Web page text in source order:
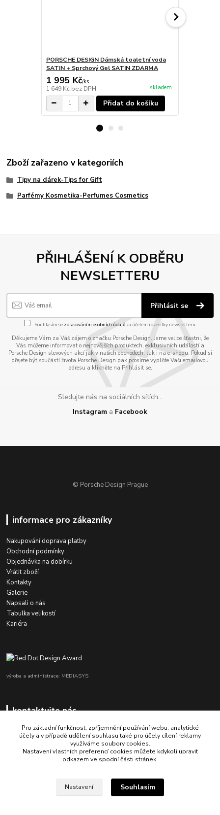
PORSCHE DESIGN Dámská toaletní voda
SATIN + Sprchový Gel SATIN ZDARMA
1 995 Kč/ks
1 649 Kč bez DPH skladem
Přidat do košíku
Zboží zařazeno v kategoriích
Tipy na dárek-Tips for Gift
Parfémy Kosmetika-Perfumes Cosmetics
PŘIHLÁŠENÍ K ODBĚRU
NEWSLETTERU
Přihlásit se
Souhlasím se zpracováním osobních údajůza účelem rozesílky newsletteru.
Děkujeme Vám za Váš zájem o značku Porsche Design. Jsme velice šťastni, že
Vás můžeme informovat o nejnovějších produktech, exklusivních událostí a
Porsche Design slevových akcí jak v našich obchodech, tak i na e-shopu. Pokud si
přejete být součástí života Porsche Design pak prosíme vyplňte Vaši emailovou
adresu a klikněte na Přihlásit se.
Sledujte nás na sociálních sítích...
Instagram a Facebook
© Porsche Design Prague
informace pro zákazníky
Nakupování doprava platby
Obchodní podmínky
Objednávka na dobírku
Vrátit zboží
Kontakty
Galerie
Napsali o nás
Tabulka velikostí
Kariéra
výroba a administrace: MEDIASYS
kontaktujte nás
+420 725 347 646
Pro základní funkčnost, zpříjemnění používání webu, analytické
účely a v případě udělení souhlasu také pro účely cílení reklamy
využíváme soubory cookies.
Nastavení vlastních preferencí cookies můžete kdykoli upravit
odkazem ve spodní části stránek.
Nastavení Souhlasím